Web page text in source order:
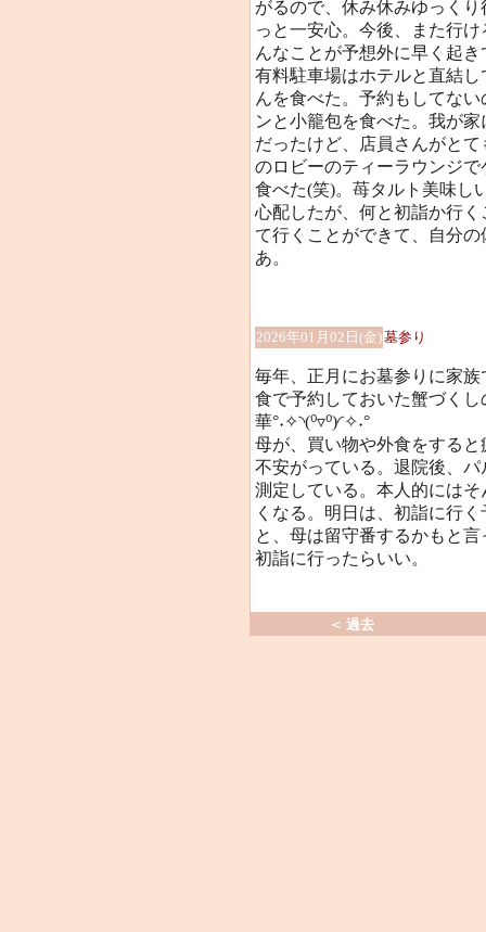
がるので、休み休みゆっく
っと一安心。今後、また行
んなことが予想外に早く起
有料駐車場はホテルと直結
んを食べた。予約もしてな
ンと小籠包を食べた。我が
だったけど、店員さんがと
のロビーのティーラウンジ
食べた(笑)。苺タルト美味し
心配したが、何と初詣か行
て行くことができて、自分
あ。
2026年01月02日(金)墓参り
毎年、正月にお墓参りに家
食で予約しておいた蟹づく
華°˖✧◝(⁰▿⁰)◜✧˖°
母が、買い物や外食をする
不安がっている。退院後、
測定している。本人的には
くなる。明日は、初詣に行
と、母は留守番するかもと
初詣に行ったらいい。
＜ 過去